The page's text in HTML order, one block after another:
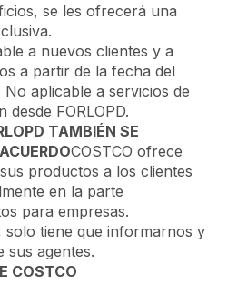
se les ofrecerá una
a nuevos clientes y a
a partir de la fecha del
aplicable a servicios de
FORLOPD.
TAMBIÉN SE
COSTCO ofrece
productos a los clientes
en la parte
para empresas.
solo tiene que informarnos y
sus agentes.
COSTCO